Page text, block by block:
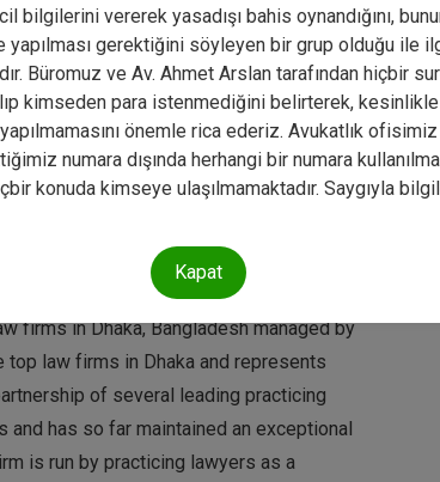
Dhaka, Bangladesh managed by
top law firms in Dhaka and represents
of several leading practicing
has so far maintained an exceptional
is run by practicing lawyers as a
companies, businesses, high
from all walks of life. BDLP is
works hard to achieve justice for their
firms in Dhaka, Bangladesh managed by
top law firms in Dhaka and represents
of several leading practicing
has so far maintained an exceptional
is run by practicing lawyers as a
bilgilerini vererek yasadışı bahis oynandığını,
gerektiğini söyleyen bir grup olduğu ile
Büromuz ve Av. Ahmet Arslan tarafından hiçbir
kimseden para istenmediğini belirterek,
önemle rica ederiz. Avukatlık
numara dışında herhangi bir numara
konuda kimseye ulaşılmamaktadır. Saygıyla
Kapat